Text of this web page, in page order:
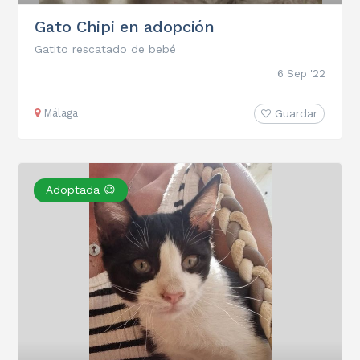
Gato Chipi en adopción
Gatito rescatado de bebé
6 Sep '22
Málaga Guardar
Adoptada 😃